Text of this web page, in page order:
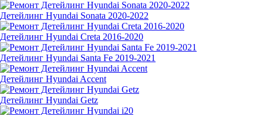
Детейлинг Hyundai Sonata 2020-2022
Детейлинг Hyundai Creta 2016-2020
Детейлинг Hyundai Santa Fe 2019-2021
Детейлинг Hyundai Accent
Детейлинг Hyundai Getz